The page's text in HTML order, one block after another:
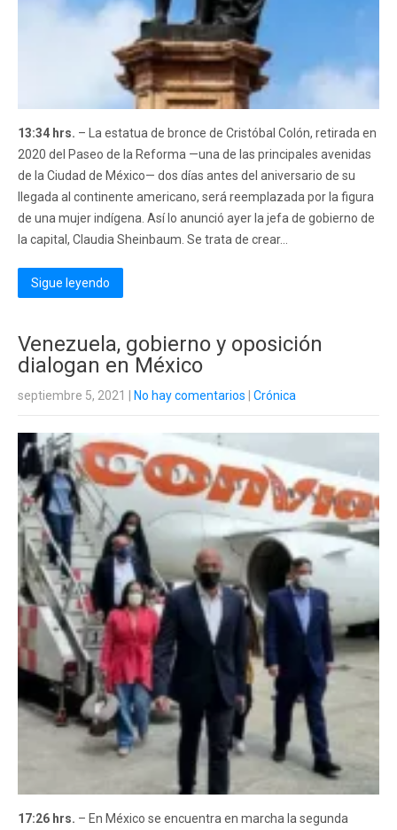
13:34 hrs. – La estatua de bronce de Cristóbal Colón, retirada en
2020 del Paseo de la Reforma —una de las principales avenidas
de la Ciudad de México— dos días antes del aniversario de su
llegada al continente americano, será reemplazada por la figura
de una mujer indígena. Así lo anunció ayer la jefa de gobierno de
la capital, Claudia Sheinbaum. Se trata de crear...
Sigue leyendo
Venezuela, gobierno y oposición
dialogan en México
septiembre 5, 2021 No hay comentarios Crónica
17:26 hrs. – En México se encuentra en marcha la segunda